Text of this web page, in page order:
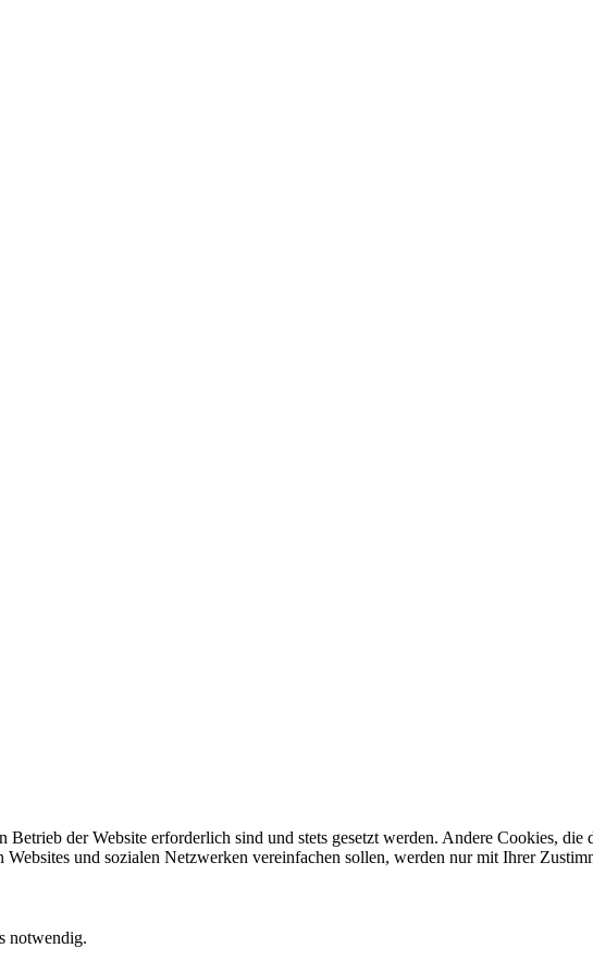
Betrieb der Website erforderlich sind und stets gesetzt werden. Andere Cookies,
und sozialen Netzwerken vereinfachen sollen, werden nur mit Ihrer
notwendig.